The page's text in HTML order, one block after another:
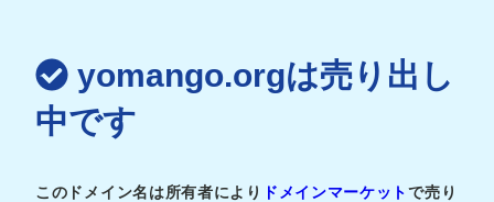
yomango.orgは売り出し
中です
このドメイン名は所有者により ドメインマーケットで売り